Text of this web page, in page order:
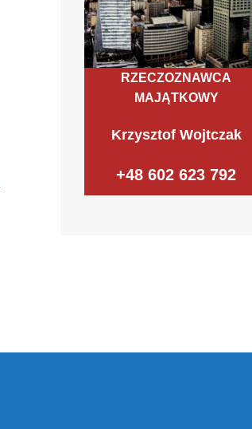
RZECZOZNAWCA
MAJĄTKOWY
Krzysztof Wojtczak
+48 602 623 792